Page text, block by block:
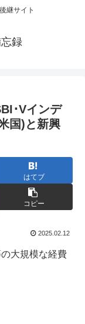
継サイト
録
･Vインデ
国)と新興
はてブ
コピー
2025.02.12
大規模な経費